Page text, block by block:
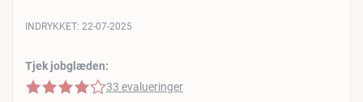
Tjek jobglæden:
4 af 5 stjerner
33 evalueringer
INDRYKKET: 22-07-2025